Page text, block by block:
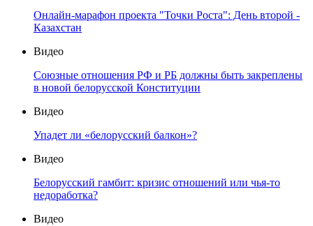
Онлайн-марафон проекта "Точки Роста": День второй -
Казахстан
Видео
Союзные отношения РФ и РБ должны быть закреплены
в новой белорусской Конституции
Видео
Упадет ли «белорусский балкон»?
Видео
Белорусский гамбит: кризис отношений или чья-то
недоработка?
Видео